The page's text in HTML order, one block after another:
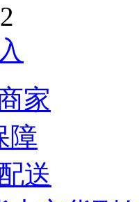
家
障
送